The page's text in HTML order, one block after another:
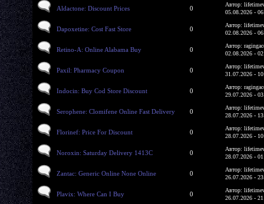
Aldactone: Discount Prices 0
Автор:
05.08.2026 -
Dapoxetine: Cost Fast Store 0
Автор:
02.08.2026 -
Retino-A: Online Alabama Buy 0
Автор:
02.08.2026 -
Paxil: Pharmacy Coupon 0
Автор:
31.07.2026 -
Indocin: Buy Cod Store Discount 0
Автор:
29.07.2026 -
Serophene: Clomifene Online Fast Delivery 0
Автор:
28.07.2026 -
Florinef: Price For Discount 0
Автор:
28.07.2026 -
Noroxin: Saturday Delivery 1413C 0
Автор:
28.07.2026 -
Zantac: Generic Online None Online 0
Автор:
26.07.2026 -
Plavix: Where Can I Buy 0
Автор:
26.07.2026 -